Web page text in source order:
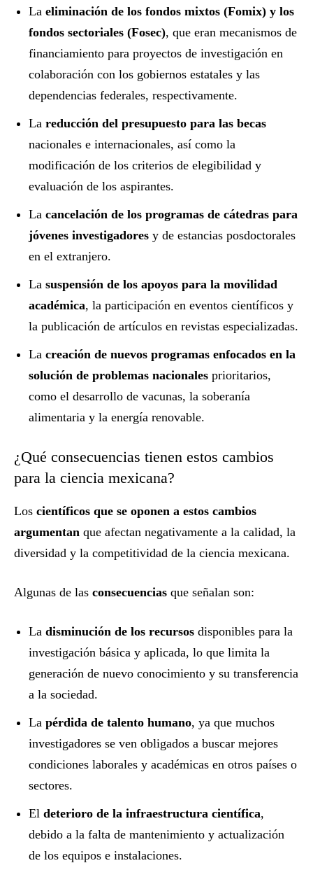
La eliminación de los fondos mixtos (Fomix) y los
fondos sectoriales (Fosec), que eran mecanismos de
financiamiento para proyectos de investigación en
colaboración con los gobiernos estatales y las
dependencias federales, respectivamente.
La reducción del presupuesto para las becas
nacionales e internacionales, así como la
modificación de los criterios de elegibilidad y
evaluación de los aspirantes.
La cancelación de los programas de cátedras para
jóvenes investigadores y de estancias posdoctorales
en el extranjero.
La suspensión de los apoyos para la movilidad
académica, la participación en eventos científicos y
la publicación de artículos en revistas especializadas.
La creación de nuevos programas enfocados en la
solución de problemas nacionales prioritarios,
como el desarrollo de vacunas, la soberanía
alimentaria y la energía renovable.
¿Qué consecuencias tienen estos cambios
para la ciencia mexicana?
Los científicos que se oponen a estos cambios
argumentan que afectan negativamente a la calidad, la
diversidad y la competitividad de la ciencia mexicana.
Algunas de las consecuencias que señalan son:
La disminución de los recursos disponibles para la
investigación básica y aplicada, lo que limita la
generación de nuevo conocimiento y su transferencia
a la sociedad.
La pérdida de talento humano, ya que muchos
investigadores se ven obligados a buscar mejores
condiciones laborales y académicas en otros países o
sectores.
El deterioro de la infraestructura científica,
debido a la falta de mantenimiento y actualización
de los equipos e instalaciones.